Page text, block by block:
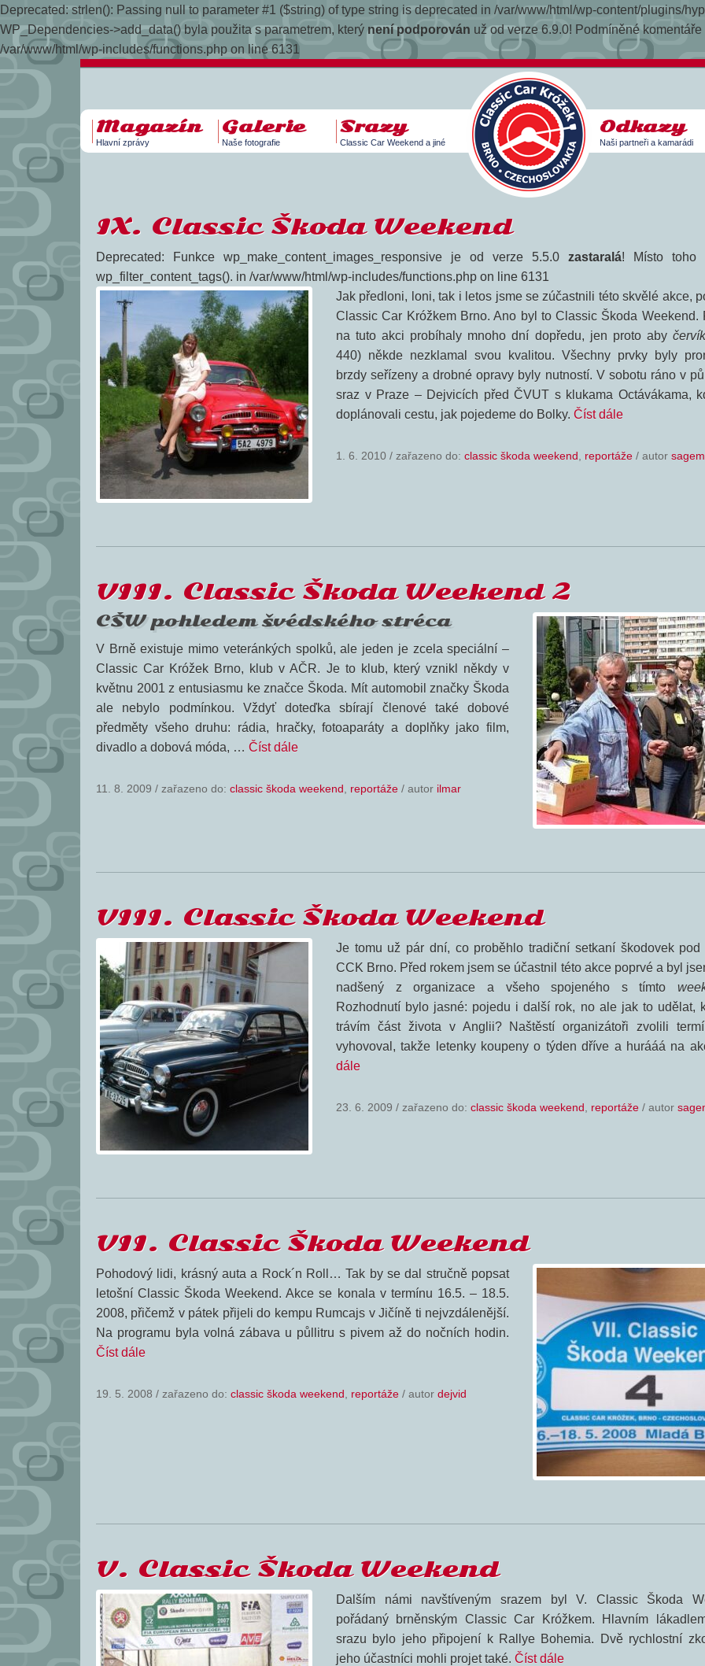
Deprecated: strlen(): Passing null to parameter #1 ($string) of type string is deprecated in /var/www/html/wp-content/plugins/
WP_Dependencies->add_data() byla použita s parametrem, který není podporován už od verze 6.9.0! Podmíněné
/var/www/html/wp-includes/functions.php on line 6131
Magazín
Hlavní zprávy
Galerie
Naše fotografie
Srazy
Classic Car Weekend a jiné
Odkazy
Naši partneři a kamarádi
IX. Classic Škoda Weekend
Deprecated: Funkce wp_make_content_images_responsive je od verze 5.5.0 zastaralá! Místo toho
wp_filter_content_tags(). in /var/www/html/wp-includes/functions.php on line 6131
Jak předloni, loni, tak i letos jsme se zúčastnili této skvělé akce,
Classic Car Króžkem Brno. Ano byl to Classic Škoda Weekend.
na tuto akci probíhaly mnoho dní dopředu, jen proto aby červík
440) někde nezklamal svou kvalitou. Všechny prvky byly
brzdy seřízeny a drobné opravy byly nutností. V sobotu ráno v
sraz v Praze – Dejvicích před ČVUT s klukama Octávákama,
doplánovali cestu, jak pojedeme do Bolky. Číst dále
1. 6. 2010 / zařazeno do: classic škoda weekend reportáže / autor
VIII. Classic Škoda Weekend 2
CŠW pohledem švédského stréca
V Brně existuje mimo veteránkých spolků, ale jeden je zcela speciální –
Classic Car Króžek Brno, klub v AČR. Je to klub, který vznikl někdy v
květnu 2001 z entusiasmu ke značce Škoda. Mít automobil značky Škoda
ale nebylo podmínkou. Vždyť doteďka sbírají členové také dobové
předměty všeho druhu: rádia, hračky, fotoaparáty a doplňky jako film,
divadlo a dobová móda, … Číst dále
11. 8. 2009 / zařazeno do: classic škoda weekend reportáže / autor ilmar
VIII. Classic Škoda Weekend
Je tomu už pár dní, co proběhlo tradiční setkaní škodovek pod
CCK Brno. Před rokem jsem se účastnil této akce poprvé a byl
nadšený z organizace a všeho spojeného s tímto
Rozhodnutí bylo jasné: pojedu i další rok, no ale jak to udělat,
trávím část života v Anglii? Naštěstí organizátoři zvolili
vyhovoval, takže letenky koupeny o týden dříve a hurááá na
dále
23. 6. 2009 / zařazeno do: classic škoda weekend reportáže / autor
VII. Classic Škoda Weekend
Pohodový lidi, krásný auta a Rock´n Roll… Tak by se dal stručně popsat
letošní Classic Škoda Weekend. Akce se konala v termínu 16.5. – 18.5.
2008, přičemž v pátek přijeli do kempu Rumcajs v Jičíně ti nejvzdálenější.
Na programu byla volná zábava u půllitru s pivem až do nočních hodin.
Číst dále
19. 5. 2008 / zařazeno do: classic škoda weekend reportáže / autor dejvid
V. Classic Škoda Weekend
Dalším námi navštíveným srazem byl V. Classic Škoda
pořádaný brněnským Classic Car Króžkem. Hlavním
srazu bylo jeho připojení k Rallye Bohemia. Dvě rychlostní
jeho účastníci mohli projet také. Číst dále